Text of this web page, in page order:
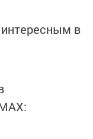
в